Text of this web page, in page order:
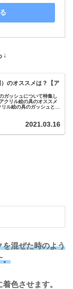
↓
のオススメは？【ア
ガッシュについて特集し
クリル絵の具のオススメ
ル絵の具のガッシュと
2021.03.16
を混ぜた時のよう
。
色させます。